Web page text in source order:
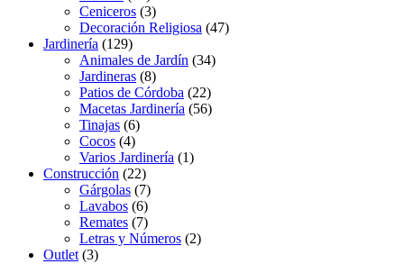
Ceniceros (3)
Decoración Religiosa (47)
Jardinería (129)
Animales de Jardín (34)
Jardineras (8)
Patios de Córdoba (22)
Macetas Jardinería (56)
Tinajas (6)
Cocos (4)
Varios Jardinería (1)
Construcción (22)
Gárgolas (7)
Lavabos (6)
Remates (7)
Letras y Números (2)
Outlet (3)